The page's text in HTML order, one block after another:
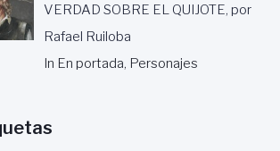
VERDAD SOBRE EL QUIJOTE, por
Rafael Ruiloba
In En portada, Personajes